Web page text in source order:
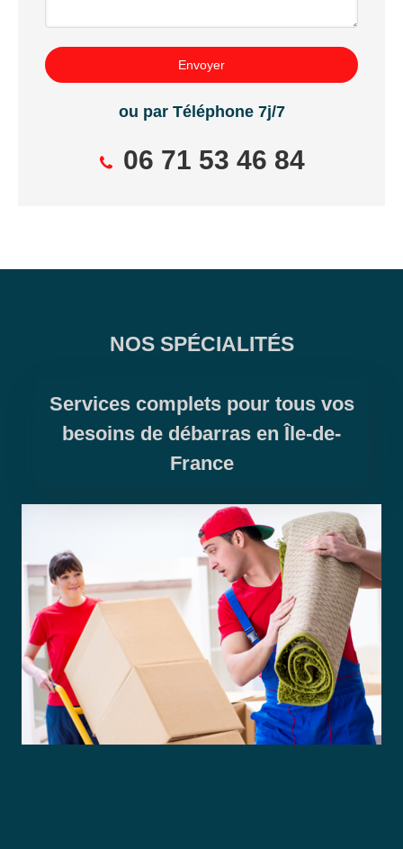
Envoyer
ou par Téléphone 7j/7
06 71 53 46 84
NOS SPÉCIALITÉS
Services complets pour tous vos
besoins de débarras en Île-de-
France